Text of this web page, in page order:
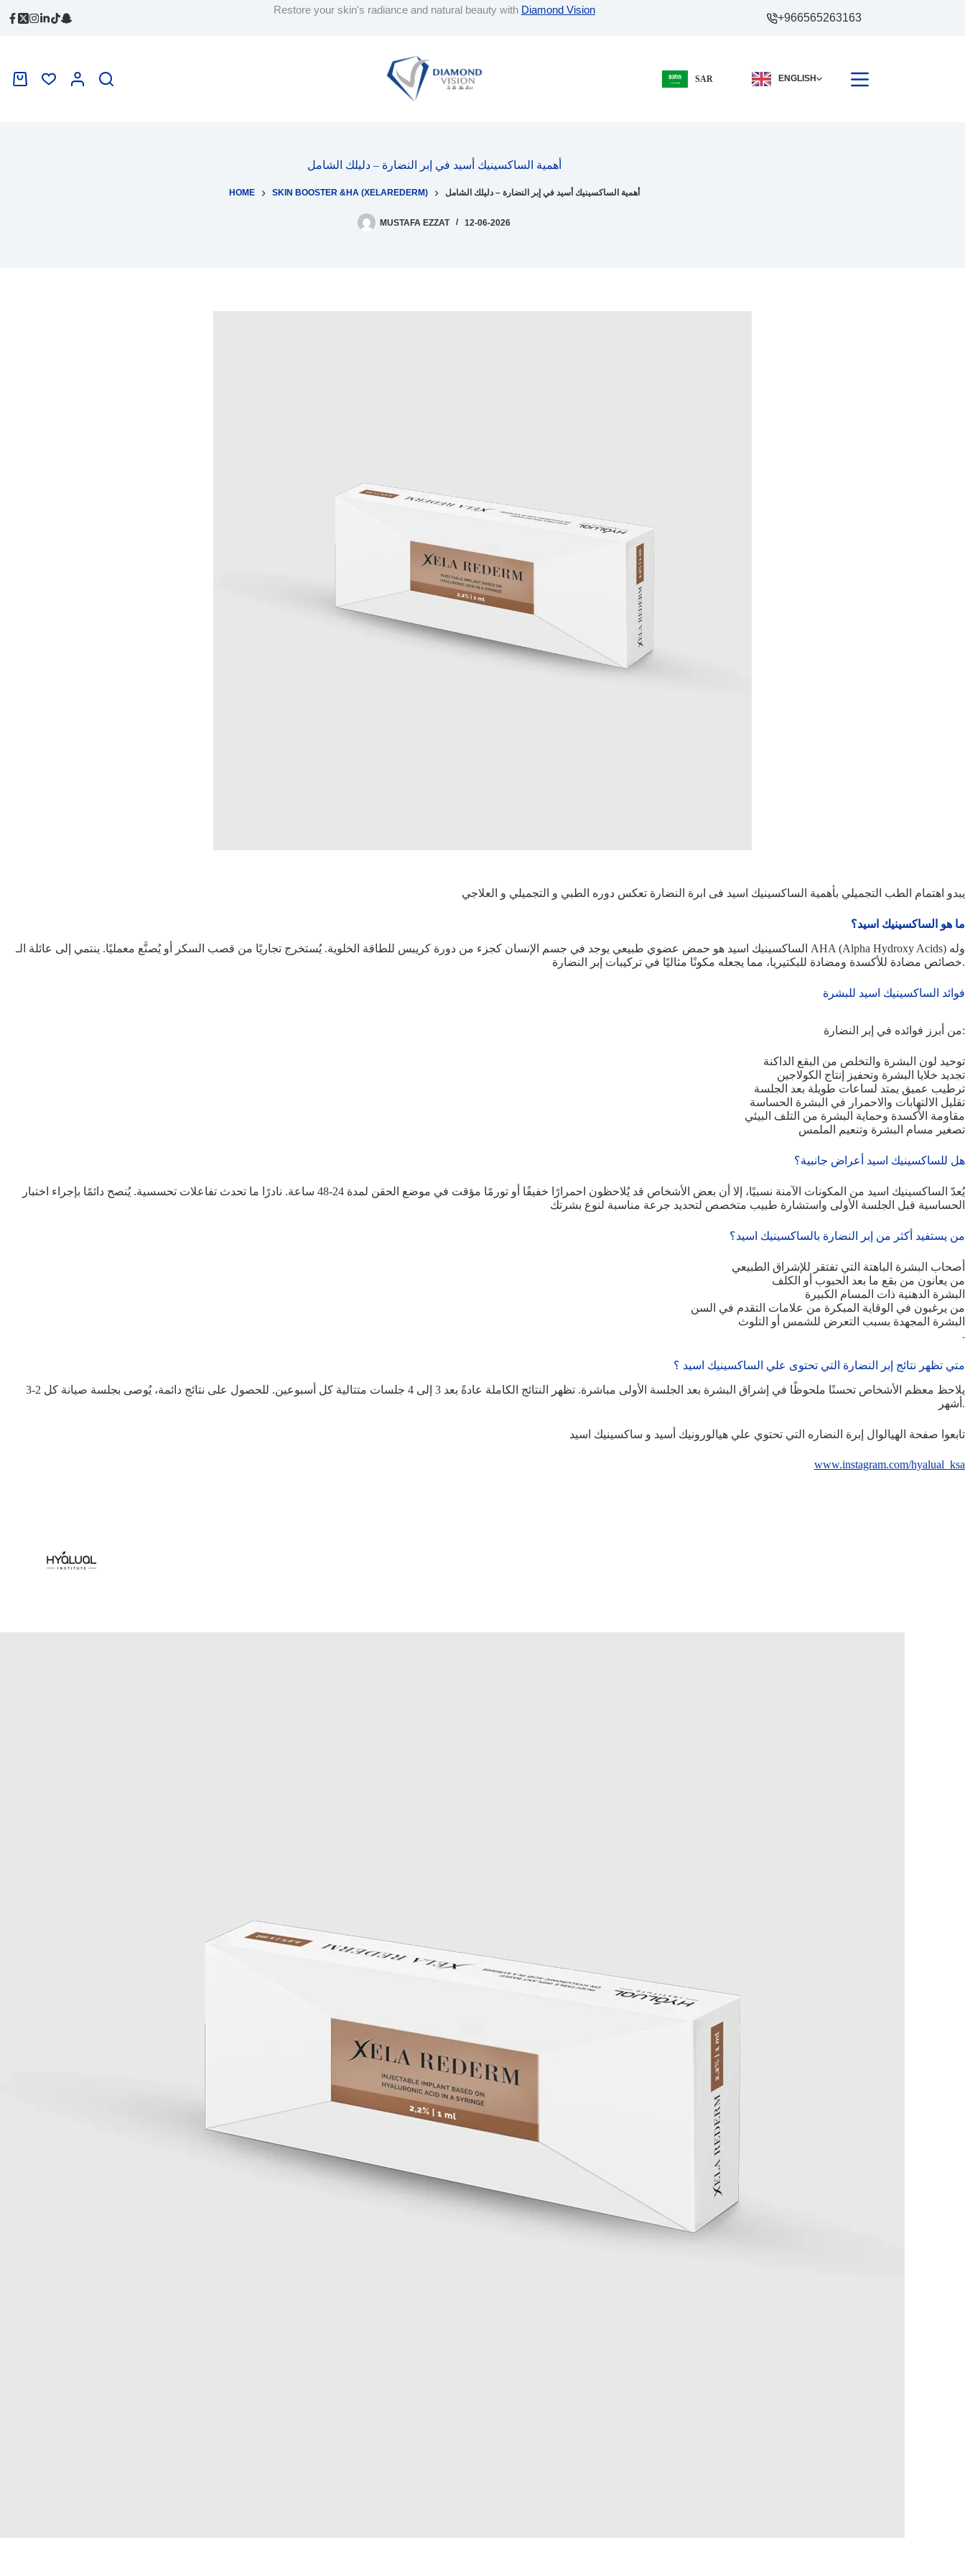
Restore your skin's radiance and natural beauty with Diamond Vision
+966565263163
Shopping
SAR ENGLISH
أهمية الساكسينيك أسيد في إبر النضارة – دليلك الشامل
HOME SKIN BOOSTER &HA (XELAREDERM) أهمية الساكسينيك أسيد في إبر النضارة – دليلك الشامل
MUSTAFA EZZAT 12-06-2026
يبدو اهتمام الطب التجميلي بأهمية الساكسينيك اسيد فى ابرة النضارة تعكس دوره الطبي و التجميلي و العلاجي
ما هو الساكسينيك اسيد؟
الساكسينيك اسيد هو حمض عضوي طبيعي يوجد في جسم الإنسان كجزء من دورة كريبس للطاقة الخلوية. يُستخرج تجاريًا من قصب السكر أو يُصنَّع معمليًا. ينتمي إلى عائلة الـ AHA (Alpha Hydroxy Acids) وله
خصائص مضادة للأكسدة ومضادة للبكتيريا، مما يجعله مكونًا مثاليًا في تركيبات إبر النضارة.
فوائد الساكسينيك اسيد للبشرة
من أبرز فوائده في إبر النضارة:
توحيد لون البشرة والتخلص من البقع الداكنة
تجديد خلايا البشرة وتحفيز إنتاج الكولاجين
ترطيب عميق يمتد لساعات طويلة بعد الجلسة
تقليل الالتهابات والاحمرار في البشرة الحساسة
مقاومة الأكسدة وحماية البشرة من التلف البيئي
تصغير مسام البشرة وتنعيم الملمس
هل للساكسينيك اسيد أعراض جانبية؟
يُعدّ الساكسينيك اسيد من المكونات الآمنة نسبيًا، إلا أن بعض الأشخاص قد يُلاحظون احمرارًا خفيفًا أو تورمًا مؤقت في موضع الحقن لمدة 24-48 ساعة. نادرًا ما تحدث تفاعلات تحسسية. يُنصح دائمًا بإجراء اختبار
الحساسية قبل الجلسة الأولى واستشارة طبيب متخصص لتحديد جرعة مناسبة لنوع بشرتك
من يستفيد أكثر من إبر النضارة بالساكسينيك اسيد؟
أصحاب البشرة الباهتة التي تفتقر للإشراق الطبيعي
من يعانون من بقع ما بعد الحبوب أو الكلف
البشرة الدهنية ذات المسام الكبيرة
من يرغبون في الوقاية المبكرة من علامات التقدم في السن
البشرة المجهدة بسبب التعرض للشمس أو التلوث
.
متي تظهر نتائج إبر النضارة التي تحتوى علي الساكسينيك اسيد ؟
يلاحظ معظم الأشخاص تحسنًا ملحوظًا في إشراق البشرة بعد الجلسة الأولى مباشرة. تظهر النتائج الكاملة عادةً بعد 3 إلى 4 جلسات متتالية كل أسبوعين. للحصول على نتائج دائمة، يُوصى بجلسة صيانة كل 2-3
أشهر.
تابعوا صفحة الهيالوال إبرة النضاره التي تحتوي علي هيالورونيك أسيد و ساكسينيك اسيد
www.instagram.com/hyalual_ksa